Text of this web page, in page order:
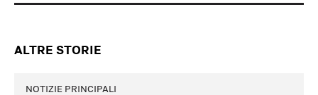
ALTRE STORIE
NOTIZIE PRINCIPALI